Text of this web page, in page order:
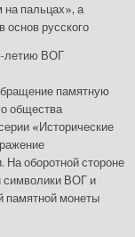
пальцах», а
основ русского
летию ВОГ
памятную
общества
«Исторические
На оборотной стороне
символики ВОГ и
памятной монеты